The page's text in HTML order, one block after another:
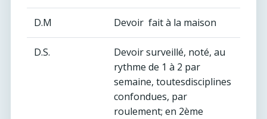
D.M Devoir fait à la maison
D.S.
Devoir surveillé, noté, au
rythme de 1 à 2 par
semaine, toutesdisciplines
confondues, par
roulement; en 2ème